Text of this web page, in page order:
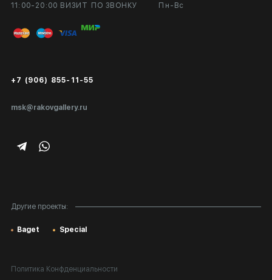
11:00-20:00 ВИЗИТ ПО ЗВОНКУ
Пн-Вс
msk@rakovgallery.ru
+7 (906) 855-11-55
Другие проекты:
Baget Special
Публичная оферта
Экспертиза/Вывоз за границу
Подарочные сертификаты
Политика Конфденциальности